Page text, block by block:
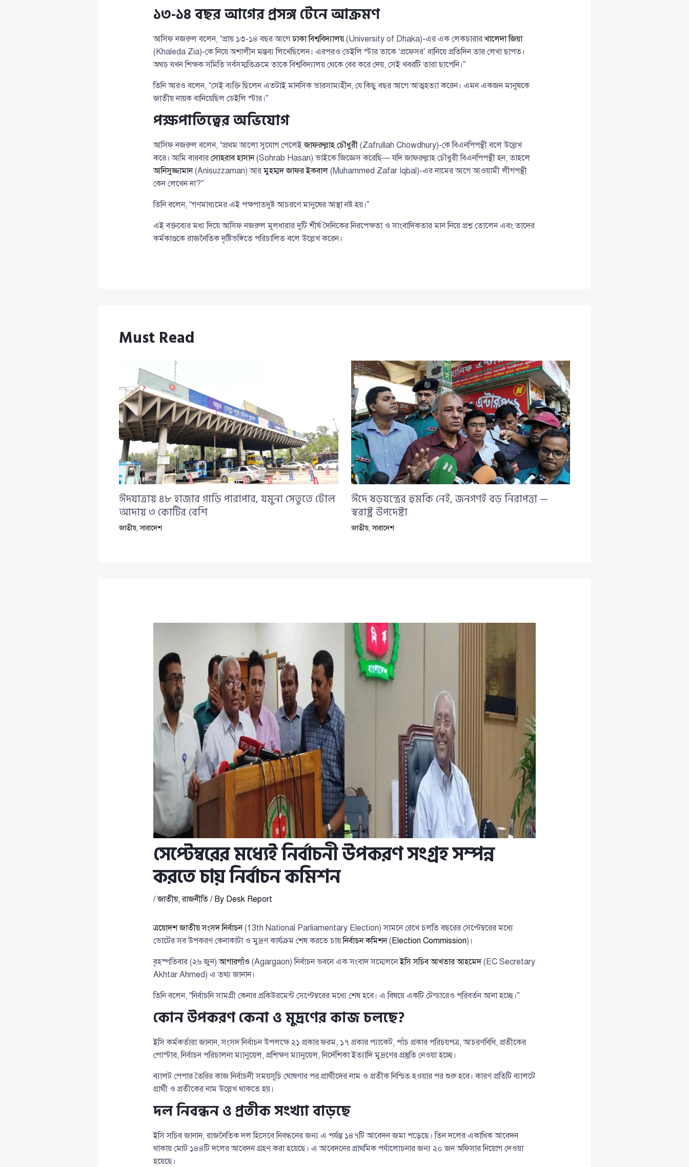
১৩-১৪ বছর আগের প্রসঙ্গ টেনে আক্রমণ
আসিফ নজরুল বলেন, “প্রায় ১৩-১৪ বছর আগেঢাকা বিশ্ববিদ্যালয়(University of Dhaka)-এর এক লেকচারার খালেদা জিয়া
(Khaleda Zia)-কে নিয়ে অশালীন মন্তব্য লিখেছিলেন। এরপরও ডেইলি স্টার তাকে ‘প্রফেসর’ বানিয়ে প্রতিদিন তার লেখা ছাপত।
অথচ যখন শিক্ষক সমিতি সর্বসম্মতিক্রমে তাকে বিশ্ববিদ্যালয় থেকে বের করে দেয়, সেই খবরটি তারা ছাপেনি।”
তিনি আরও বলেন, “সেই ব্যক্তি ছিলেন এতটাই মানসিক ভারসাম্যহীন, যে কিছু বছর আগে আত্মহত্যা করেন। এমন একজন মানুষকে
জাতীয় নায়ক বানিয়েছিল ডেইলি স্টার।”
পক্ষপাতিত্বের অভিযোগ
আসিফ নজরুল বলেন, “প্রথম আলো সুযোগ পেলেইজাফরুল্লাহ চৌধুরী(Zafrullah Chowdhury)-কে বিএনপিপন্থী বলে উল্লেখ
করে। আমি বারবার সোহরাব হাসান(Sohrab Hasan) ভাইকে জিজ্ঞেস করেছি— যদি জাফরুল্লাহ চৌধুরী বিএনপিপন্থী হন, তাহলে
আনিসুজ্জামান(Anisuzzaman) আরমুহম্মদ জাফর ইকবাল(Muhammed Zafar Iqbal)-এর নামের আগে আওয়ামী লীগপন্থী
কেন লেখেন না?”
তিনি বলেন, “গণমাধ্যমের এই পক্ষপাতদুষ্ট আচরণে মানুষের আস্থা নষ্ট হয়।”
এই বক্তব্যের মধ্য দিয়ে আসিফ নজরুল মূলধারার দুটি শীর্ষ দৈনিকের নিরপেক্ষতা ও সাংবাদিকতার মান নিয়ে প্রশ্ন তোলেন এবং তাদের
কর্মকাণ্ডকে রাজনৈতিক দৃষ্টিভঙ্গিতে পরিচালিত বলে উল্লেখ করেন।
Must Read
ঈদযাত্রায় ৪৮ হাজার গাড়ি পারাপার, যমুনা সেতুতে টোল
আদায় ৩ কোটির বেশি
জাতীয়,সারাদেশ
ঈদে ষড়যন্ত্রের হুমকি নেই, জনগণই বড় নিরাপত্তা —
স্বরাষ্ট্র উপদেষ্টা
জাতীয়,সারাদেশ
সেপ্টেম্বরের মধ্যেই নির্বাচনী উপকরণ সংগ্রহ সম্পন্ন
করতে চায় নির্বাচন কমিশন
/জাতীয়,রাজনীতি/ By Desk Report
ত্রয়োদশ জাতীয় সংসদ নির্বাচন(13th National Parliamentary Election) সামনে রেখে চলতি বছরের সেপ্টেম্বরের মধ্যে
ভোটের সব উপকরণ কেনাকাটা ও মুদ্রণ কার্যক্রম শেষ করতে চায়নির্বাচন কমিশন(Election Commission)।
বৃহস্পতিবার (২৬ জুন)আগারগাঁও (Agargaon) নির্বাচন ভবনে এক সংবাদ সম্মেলনেইসি সচিব আখতার আহমেদ(EC Secretary
Akhtar Ahmed) এ তথ্য জানান।
তিনি বলেন, “নির্বাচনি সামগ্রী কেনার প্রকিউরমেন্ট সেপ্টেম্বরের মধ্যে শেষ হবে। এ বিষয়ে একটি টেন্ডারেও পরিবর্তন আনা হচ্ছে।”
কোন উপকরণ কেনা ও মুদ্রণের কাজ চলছে?
ইসি কর্মকর্তারা জানান, সংসদ নির্বাচন উপলক্ষে ২১ প্রকার ফরম, ১৭ প্রকার প্যাকেট, পাঁচ প্রকার পরিচয়পত্র, আচরণবিধি, প্রতীকের
পোস্টার, নির্বাচন পরিচালনা ম্যানুয়েল, প্রশিক্ষণ ম্যানুয়েল, নির্দেশিকা ইত্যাদি মুদ্রণের প্রস্তুতি নেওয়া হচ্ছে।
ব্যালট পেপার তৈরির কাজ নির্বাচনী সময়সূচি ঘোষণার পর প্রার্থীদের নাম ও প্রতীক নিশ্চিত হওয়ার পর শুরু হবে। কারণ প্রতিটি ব্যালটে
প্রার্থী ও প্রতীকের নাম উল্লেখ থাকতে হয়।
দল নিবন্ধন ও প্রতীক সংখ্যা বাড়ছে
ইসি সচিব জানান, রাজনৈতিক দল হিসেবে নিবন্ধনের জন্য এ পর্যন্ত ১৪৭টি আবেদন জমা পড়েছে। তিন দলের একাধিক আবেদন
থাকায় মোট ১৪৪টি দলের আবেদন গ্রহণ করা হয়েছে। এ আবেদনের প্রাথমিক পর্যালোচনার জন্য ২০ জন অফিসার নিয়োগ দেওয়া
হয়েছে।